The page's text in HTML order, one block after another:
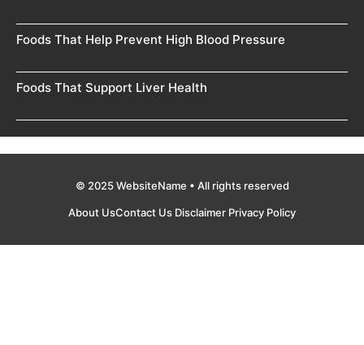
Foods That Help Prevent High Blood Pressure
Foods That Support Liver Health
© 2025 WebsiteName • All rights reserved
About UsContact Us Disclaimer Privacy Policy